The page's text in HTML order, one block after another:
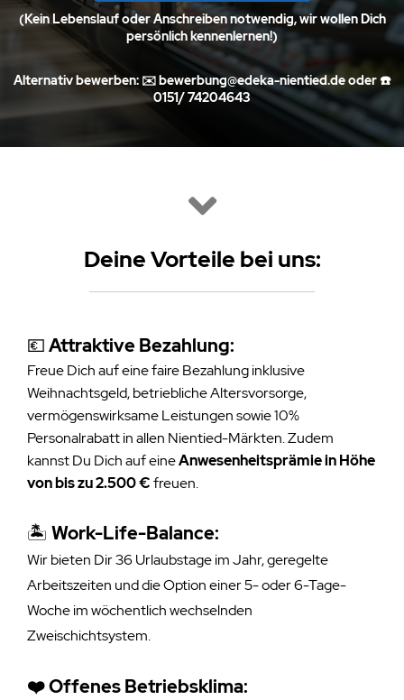
(Kein Lebenslauf oder Anschreiben notwendig, wir wollen Dich
persönlich kennenlernen!)
Alternativ bewerben: ✉️bewerbung@edeka-nientied.deoder ☎️
0151/ 74204643
Deine Vorteile bei uns:
💶Attraktive Bezahlung:
Freue Dich auf eine faire Bezahlung inklusive
Weihnachtsgeld,betriebliche Altersvorsorge,
vermögenswirksame Leistungen sowie 10%
Personalrabatt in allen Nientied-Märkten. Zudem
kannst Du Dich auf eineAnwesenheitsprämie in Höhe
von bis zu 2.500 €freuen.
🏝️ Work-Life-Balance:
Wir bieten Dir 36 Urlaubstage im Jahr, geregelte
Arbeitszeiten und die Option einer 5- oder 6-Tage-
Woche im wöchentlich wechselnden
Zweischichtsystem.
❤️ Offenes Betriebsklima: